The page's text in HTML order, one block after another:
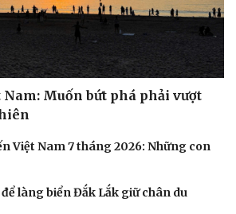
Giải trí
Muốn bứt phá phải vượt
Việt Nam 7 tháng 2026: Những con
làng biển Đắk Lắk giữ chân du